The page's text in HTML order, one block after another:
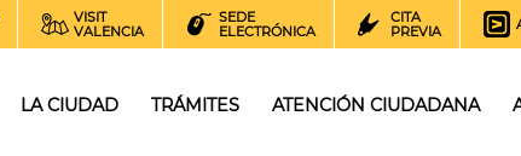
VISIT
VALENCIA
SEDE
ELECTRÓNICA
CITA
PREVIA
LA CIUDAD TRÁMITES ATENCIÓN CIUDADANA